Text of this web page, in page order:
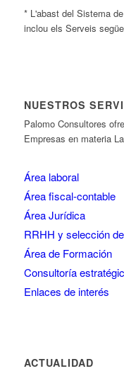
* L'abast del Sistema
inclou els Serveis
NUESTROS
Palomo Consultores
Empresas en materia
Área laboral
Área fiscal-contable
Área Jurídica
RRHH y selección
Área de Formación
Consultoría
Enlaces de interés
ACTUALIDAD